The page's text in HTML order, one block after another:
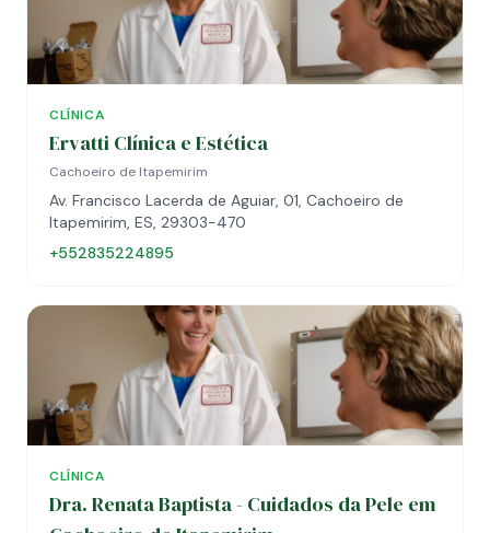
CLÍNICA
Ervatti Clínica e Estética
Cachoeiro de Itapemirim
Av. Francisco Lacerda de Aguiar, 01, Cachoeiro de
Itapemirim, ES, 29303-470
+552835224895
CLÍNICA
Dra. Renata Baptista - Cuidados da Pele em